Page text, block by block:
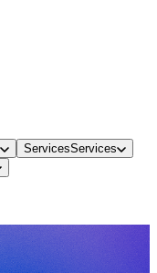
ServicesServices